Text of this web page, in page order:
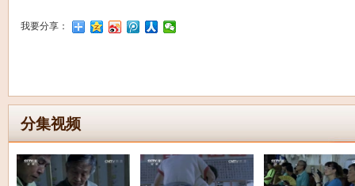
我要分享：
分集视频